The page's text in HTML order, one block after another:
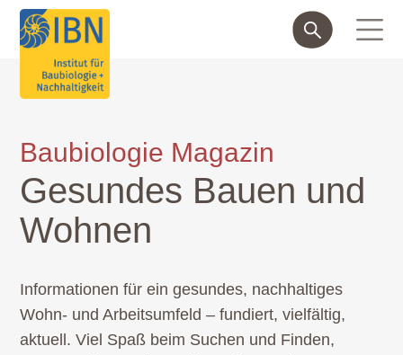
Baubiologie Magazin
Gesundes Bauen und
Wohnen
Informationen für ein gesundes, nachhaltiges
Wohn- und Arbeitsumfeld – fundiert, vielfältig,
aktuell. Viel Spaß beim Suchen und Finden,